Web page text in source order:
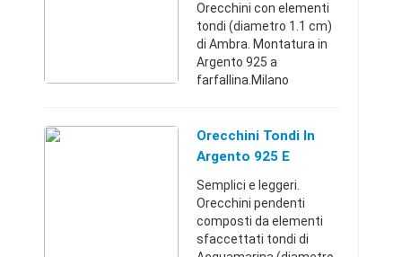
Orecchini con elementi
tondi (diametro 1.1 cm)
di Ambra. Montatura in
Argento 925 a
farfallina.Milano
Orecchini Tondi In
Argento 925 E
Acquamarina
Semplici e leggeri.
Orecchini pendenti
composti da elementi
sfaccettati tondi di